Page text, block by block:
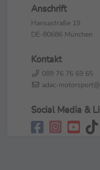
Anschrift
Hansastraße 19
DE-80686 München
Kontakt
089 76 76 69 65
adac-
Social Media &